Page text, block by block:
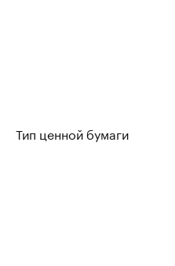
Тип ценной бумаги